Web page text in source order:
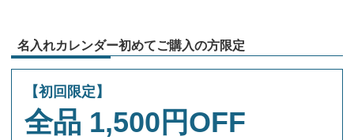
名入れカレンダー初めてご購入の方限定
【初回限定】
全品 1,500円OFF